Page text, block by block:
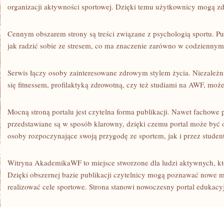
organizacji aktywności sportowej. Dzięki temu użytkownicy mogą
Cennym obszarem strony są treści związane z psychologią sportu.
jak radzić sobie ze stresem, co ma znaczenie zarówno w
Serwis łączy osoby zainteresowane zdrowym stylem życia.
się fitnessem, profilaktyką zdrowotną, czy też studiami na AWF,
Mocną stroną portalu jest czytelna forma publikacji. Nawet fachowe
przedstawiane są w sposób klarowny, dzięki czemu portal może
osoby rozpoczynające swoją przygodę ze sportem, jak i przez
Witryna AkademikaWF to miejsce stworzone dla ludzi aktywnych,
Dzięki obszernej bazie publikacji czytelnicy mogą poznawać nowe
realizować cele sportowe. Strona stanowi nowoczesny portal